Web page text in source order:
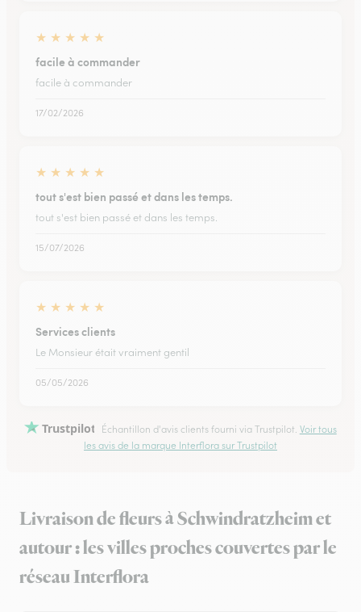
★ ★ ★ ★ ★
facile à commander
facile à commander
17/02/2026
★ ★ ★ ★ ★
tout s'est bien passé et dans les temps.
tout s'est bien passé et dans les temps.
15/07/2026
★ ★ ★ ★ ★
Services clients
Le Monsieur était vraiment gentil
05/05/2026
Trustpilot Échantillon d'avis clients fourni via Trustpilot. Voir tous
les avis de la marque Interflora sur Trustpilot
Livraison de fleurs à Schwindratzheim et
autour : les villes proches couvertes par le
réseau Interflora